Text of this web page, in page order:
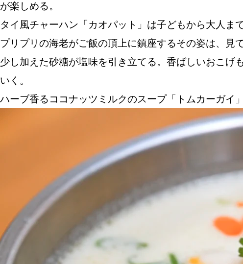
ABOUT US
チケットプレゼント応募
が楽しめる。
タイ風チャーハン「カオパット」は子どもから大人ま
プリプリの海老がご飯の頂上に鎮座するその姿は、見
少し加えた砂糖が塩味を引き立てる。香ばしいおこげ
いく。
ハーブ香るココナッツミルクのスープ「トムカーガイ